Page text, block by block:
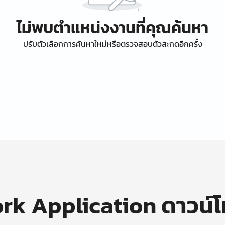
ไม่พบตำแหน่งงานที่คุณค้นหา
ปรับตัวเลือกการค้นหาใหม่หรือตรวจสอบตัวสะกดอีกครั้ง
Application ดาวน์